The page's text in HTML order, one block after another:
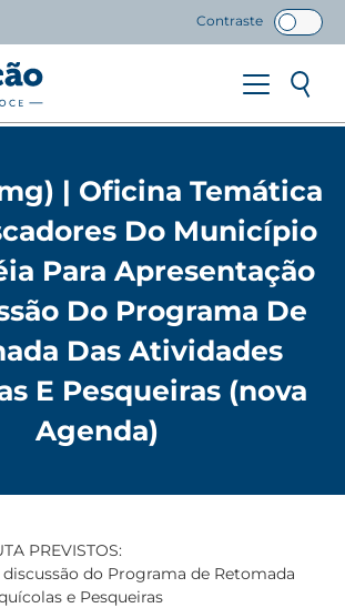
Contraste
| Oficina Temática
Do Município
Para Apresentação
Do Programa De
Das Atividades
E Pesqueiras (nova
Agenda)
PREVISTOS:
discussão do Programa de Retomada
e Pesqueiras